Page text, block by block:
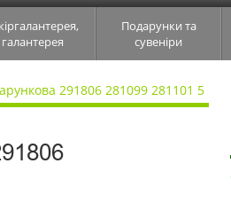
галантерея
Подарунки та
сувеніри
291806 281099 281101 5